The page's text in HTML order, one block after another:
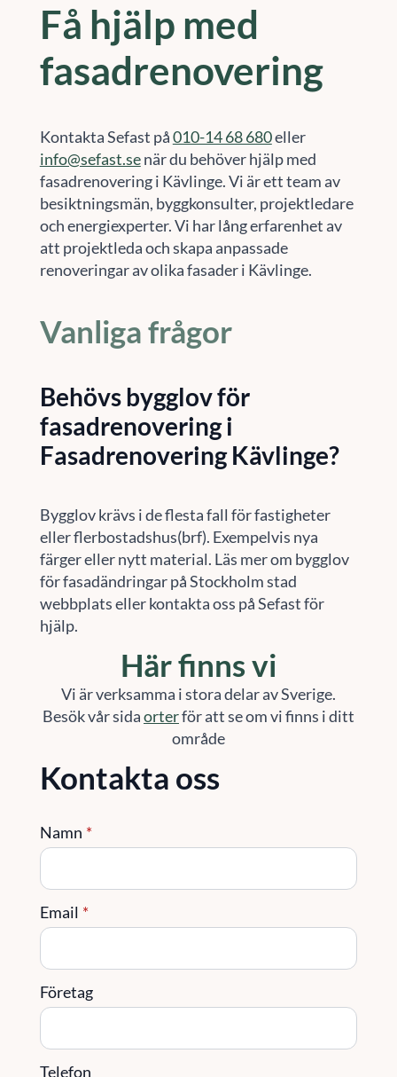
Få hjälp med
fasadrenovering
Kontakta Sefast på010-14 68 680eller
info@sefast.senär du behöver hjälp med
fasadrenovering i Kävlinge. Vi är ett team av
besiktningsmän, byggkonsulter, projektledare
och energiexperter. Vi har lång erfarenhet av
att projektleda och skapa anpassade
renoveringar av olika fasader i Kävlinge.
Vanliga frågor
Behövs bygglov för
fasadrenovering i
Fasadrenovering Kävlinge?
Bygglov krävs i de flesta fall för fastigheter
eller flerbostadshus(brf). Exempelvis nya
färger eller nytt material. Läs mer om bygglov
för fasadändringar på Stockholm stad
webbplats eller kontakta oss på Sefast för
hjälp.
Här finns vi
Vi är verksamma i stora delar av Sverige.
Besök vår sidaorterför att se om vi finns i ditt
område
Kontakta oss
Namn *
Email *
Företag
Telefon